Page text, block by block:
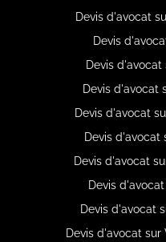
Devis d'avocat
Devis
Devis
Devis d'avocat
Devis d'avocat
Devis d'avocat
Devis d'avocat
Devis
Devis d'avocat
Devis d'avocat